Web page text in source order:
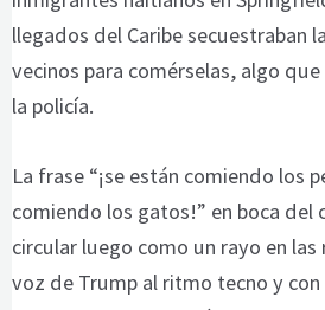
llegados del Caribe secuestraban
vecinos para comérselas, algo
la policía.
La frase “¡se están comiendo los
comiendo los gatos!” en boca del
circular luego como un rayo en las
voz de Trump al ritmo tecno y